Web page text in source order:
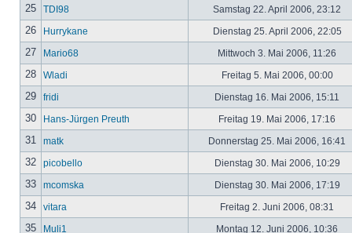
25 TDI98 Samstag 22. April 2006, 23:12
26 Hurrykane Dienstag 25. April 2006, 22:05
27 Mario68 Mittwoch 3. Mai 2006, 11:26
28 Wladi Freitag 5. Mai 2006, 00:00
29 fridi Dienstag 16. Mai 2006, 15:11
30 Hans-Jürgen Preuth Freitag 19. Mai 2006, 17:16
31 matk Donnerstag 25. Mai 2006, 16:41
32 picobello Dienstag 30. Mai 2006, 10:29
33 mcomska Dienstag 30. Mai 2006, 17:19
34 vitara Freitag 2. Juni 2006, 08:31
35 Muli1 Montag 12. Juni 2006, 10:36